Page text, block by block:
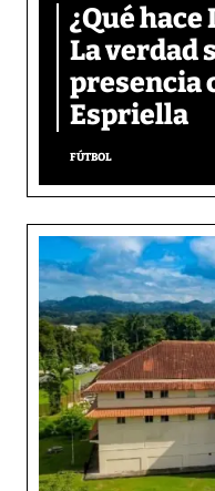
¿Qué
La verdad
presencia
Espriella
FÚTBOL